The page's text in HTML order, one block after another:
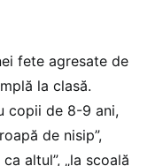
fete agresate de
la clasă.
copii de 8-9 ani,
de nisip”,
altul”, „la școală